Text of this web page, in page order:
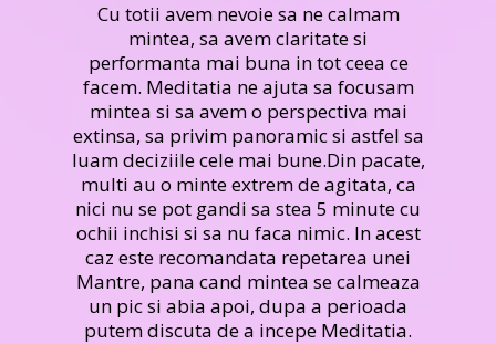
Cu totii avem nevoie sa ne calmam
mintea, sa avem claritate si
performanta mai buna in tot ceea ce
facem. Meditatia ne ajuta sa focusam
mintea si sa avem o perspectiva mai
extinsa, sa privim panoramic si astfel sa
luam deciziile cele mai bune.Din pacate,
multi au o minte extrem de agitata, ca
nici nu se pot gandi sa stea 5 minute cu
ochii inchisi si sa nu faca nimic. In acest
caz este recomandata repetarea unei
Mantre, pana cand mintea se calmeaza
un pic si abia apoi, dupa a perioada
putem discuta de a incepe Meditatia.